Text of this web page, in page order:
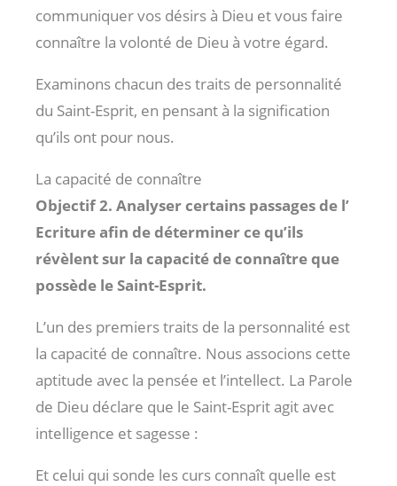
communiquer vos désirs à Dieu et vous faire
connaître la volonté de Dieu à votre égard.
Examinons chacun des traits de personnalité
du Saint-Esprit, en pensant à la signification
qu’ils ont pour nous.
La capacité de connaître
Objectif 2. Analyser certains passages de l’
Ecriture afin de déterminer ce qu’ils
révèlent sur la capacité de connaître que
possède le Saint-Esprit.
L’un des premiers traits de la personnalité est
la capacité de connaître. Nous associons cette
aptitude avec la pensée et l’intellect. La Parole
de Dieu déclare que le Saint-Esprit agit avec
intelligence et sagesse :
Et celui qui sonde les curs connaît quelle est